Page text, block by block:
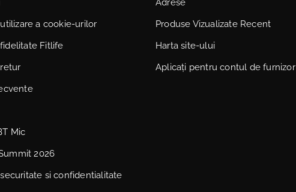
a cookie-urilor
Fitlife
Mic
2026
si confidentialitate
Adrese
Produse Vizualizate Recent
Harta site-ului
Aplicați pentru contul de furnizor